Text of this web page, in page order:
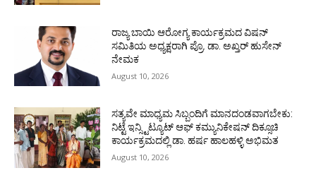
ರಾಜ್ಯ ಬಾಯಿ ಆರೋಗ್ಯ ಕಾರ್ಯಕ್ರಮದ ವಿಷನ್
ಸಮಿತಿಯ ಅಧ್ಯಕ್ಷರಾಗಿ ಪ್ರೊ. ಡಾ. ಅಖ್ತರ್ ಹುಸೇನ್
ನೇಮಕ
August 10, 2026
ಸತ್ಯವೇ ಮಾಧ್ಯಮ ಸಿಬ್ಬಂದಿಗೆ ಮಾನದಂಡವಾಗಬೇಕು:
ನಿಟ್ಟೆ ಇನ್ಸ್ಟಿಟ್ಯೂಟ್ ಆಫ್ ಕಮ್ಯುನಿಕೇಷನ್ ದಿಕ್ಸೂಚಿ
ಕಾರ್ಯಕ್ರಮದಲ್ಲಿ ಡಾ. ಹರ್ಷ ಹಾಲಹಳ್ಳಿ ಅಭಿಮತ
August 10, 2026